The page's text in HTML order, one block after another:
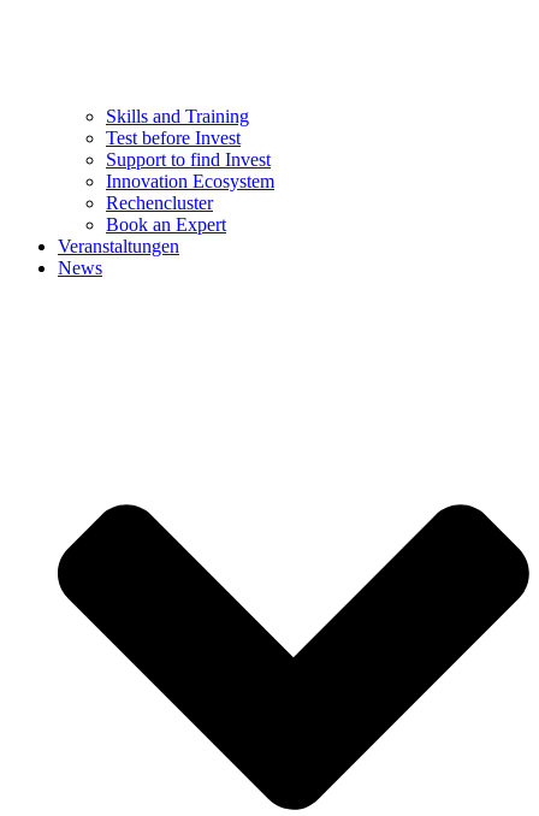
Skills and Training
Test before Invest
Support to find Invest
Innovation Ecosystem
Rechencluster​
Book an Expert
Veranstaltungen
News